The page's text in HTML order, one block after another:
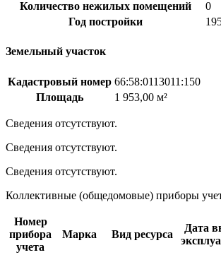
Количество нежилых помещений
0
Год постройки
Земельный участок
Кадастровый номер 66:58:0113011:150
Площадь
1 953,00 м²
Сведения отсутствуют.
Сведения отсутствуют.
Сведения отсутствуют.
Коллективные (общедомовые) приборы
Номер
прибора
учета
Марка Вид ресурса
Дата